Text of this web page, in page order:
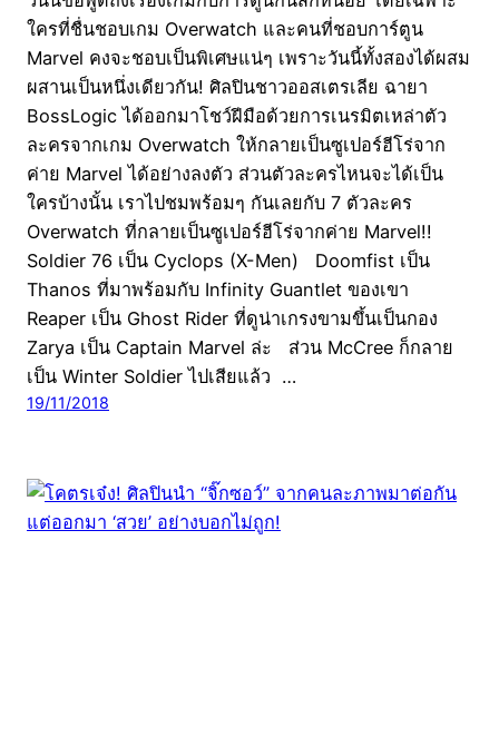
ใครที่ชื่นชอบเกม Overwatch และคนที่ชอบการ์ตูน
Marvel คงจะชอบเป็นพิเศษแน่ๆ เพราะวันนี้ทั้งสองได้ผสม
ผสานเป็นหนึ่งเดียวกัน! ศิลปินชาวออสเตรเลีย ฉายา
BossLogic ได้ออกมาโชว์ฝีมือด้วยการเนรมิตเหล่าตัว
ละครจากเกม Overwatch ให้กลายเป็นซูเปอร์ฮีโร่จาก
ค่าย Marvel ได้อย่างลงตัว ส่วนตัวละครไหนจะได้เป็น
ใครบ้างนั้น เราไปชมพร้อมๆ กันเลยกับ 7 ตัวละคร
Overwatch ที่กลายเป็นซูเปอร์ฮีโร่จากค่าย Marvel!!
Soldier 76 เป็น Cyclops (X-Men) Doomfist เป็น
Thanos ที่มาพร้อมกับ Infinity Guantlet ของเขา
Reaper เป็น Ghost Rider ที่ดูน่าเกรงขามขึ้นเป็นกอง
Zarya เป็น Captain Marvel ล่ะ ส่วน McCree ก็กลาย
เป็น Winter Soldier ไปเสียแล้ว …
19/11/2018